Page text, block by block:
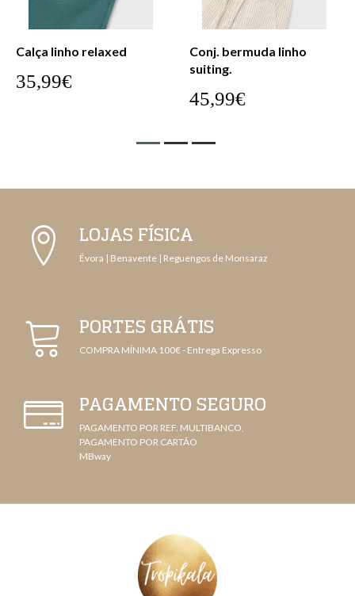
Calça linho relaxed
35,99€
Conj. bermuda linho
suiting.
45,99€
LOJAS FÍSICA
Évora | Benavente | Reguengos de Monsaraz
PORTES GRÁTIS
COMPRA MÍNIMA 100€ - Entrega Expresso
PAGAMENTO SEGURO
PAGAMENTO POR REF. MULTIBANCO,
PAGAMENTO POR CARTÃO
MBway